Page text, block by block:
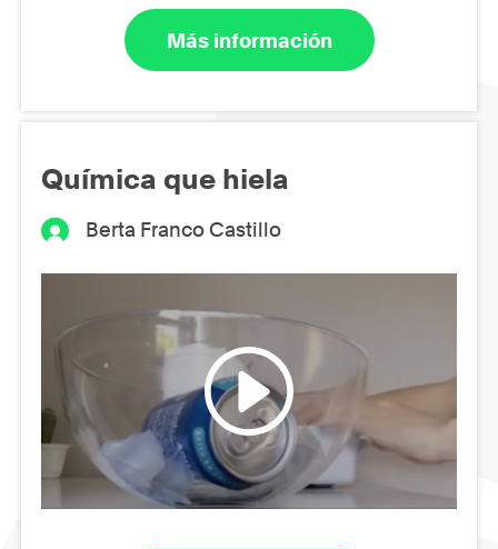
Más información
Química que hiela
Berta Franco Castillo